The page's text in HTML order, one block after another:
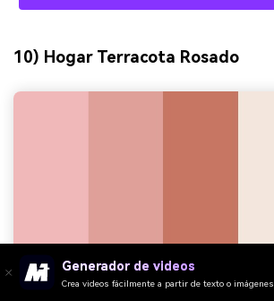
10) Hogar Terracota Rosado
Generador de videos
Crea videos fácilmente a partir de texto o imágenes